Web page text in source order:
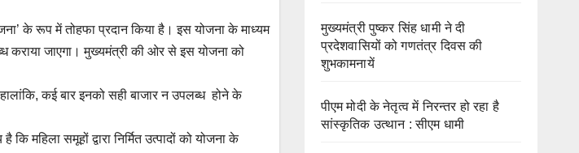
के रूप में तोहफा प्रदान किया है। इस योजना के माध्यम
कराया जाएगा। मुख्यमंत्री की ओर से इस योजना को
हालांकि, कई बार इनको सही बाजार न उपलब्ध होने के
महिला समूहों द्वारा निर्मित उत्पादों को योजना के
मुख्यमंत्री पुष्कर सिंह धामी ने दी
प्रदेशवासियों को गणतंत्र दिवस की
शुभकामनायें
पीएम मोदी के नेतृत्व में निरन्तर हो रहा है
सांस्कृतिक उत्थान : सीएम धामी